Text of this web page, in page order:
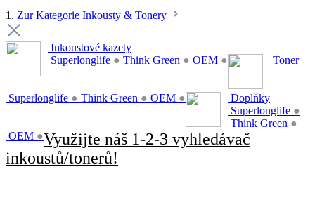
1. Zur Kategorie Inkousty & Tonery
Inkoustové kazety
Superlonglife ● Think Green ● OEM ● Toner
Superlonglife ● Think Green ● OEM ●
Doplňky
Superlonglife ●
Think Green ●
OEM ●Využijte náš 1-2-3 vyhledávač
inkoustů/tonerů!